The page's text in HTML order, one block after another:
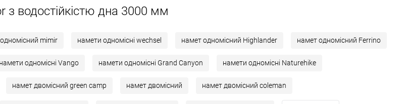
з водостійкістю дна 3000 мм
mimir намети одномісні wechsel намет одномісний Highlander намет одномісний Ferrino
намети одномісні Vango намети одномісні Grand Canyon намети одномісні Naturehike
намет двомісний green camp намет двомісний намет двомісний coleman